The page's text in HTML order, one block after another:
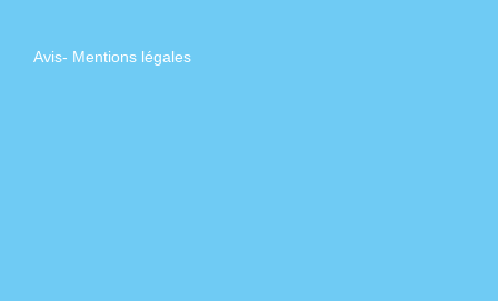
Avis- Mentions légales